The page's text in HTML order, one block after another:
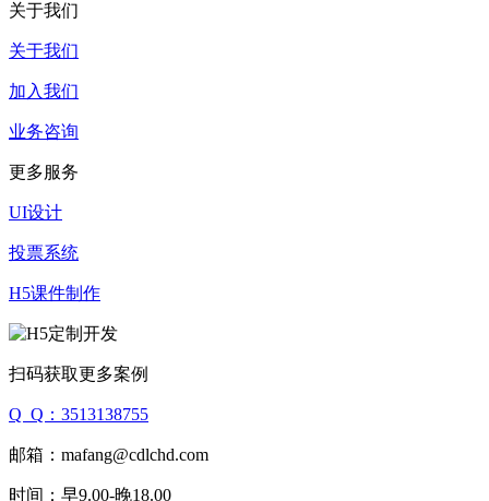
关于我们
关于我们
加入我们
业务咨询
更多服务
UI设计
投票系统
H5课件制作
扫码获取更多案例
Q Q：3513138755
邮箱：mafang@cdlchd.com
时间：早9.00-晚18.00